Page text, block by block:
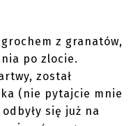
z granatów,
po zlocie.
został
(nie pytajcie mnie
się już na